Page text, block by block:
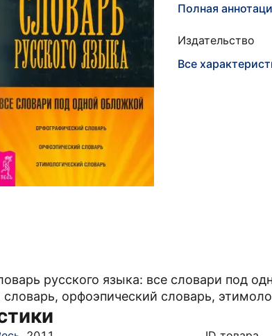
Полная
Издательство
Все
русского языка: все словари под
орфоэпический словарь,